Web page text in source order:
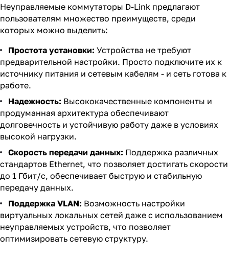
Неуправляемые коммутаторы D-Link предлагают
пользователям множество преимуществ, среди
которых можно выделить:
Простота установки: Устройства не требуют
предварительной настройки. Просто подключите их к
источнику питания и сетевым кабелям - и сеть готова к
работе.
Надежность: Высококачественные компоненты и
продуманная архитектура обеспечивают
долговечность и устойчивую работу даже в условиях
высокой нагрузки.
Скорость передачи данных: Поддержка различных
стандартов Ethernet, что позволяет достигать скорости
до 1 Гбит/с, обеспечивает быструю и стабильную
передачу данных.
Поддержка VLAN: Возможность настройки
виртуальных локальных сетей даже с использованием
неуправляемых устройств, что позволяет
оптимизировать сетевую структуру.